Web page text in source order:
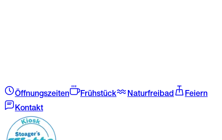
Öffnungszeiten Frühstück Naturfreibad
Feiern
Kontakt